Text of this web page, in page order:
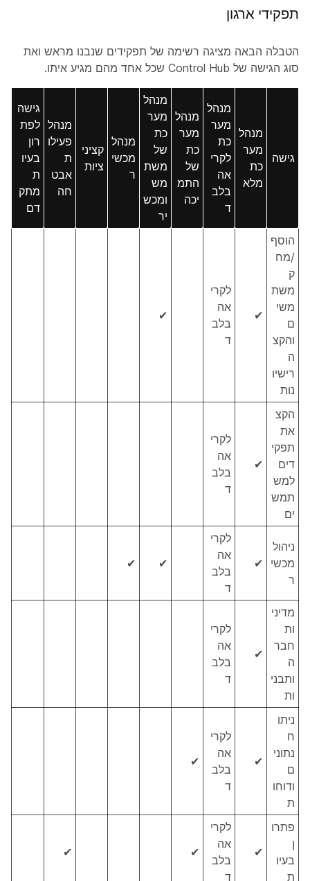
תפקידי ארגון
הטבלה הבאה מציגה רשימה של תפקידים שנבנו מראש ואת
סוג הגישה של Control Hub שכל אחד מהם מגיע איתו.
גישה
מנהל
מער
כת
מלא
מנהל
מער
כת
לקרי
אה
בלב
ד
מנהל
מער
כת
של
התמ
יכה
מנהל
מער
כת
של
משת
מש
ומכש
יר
מנהל
מכשי
ר
קציני
ציות
מנהל
פעילו
ת
אבט
חה
גישה
לפת
רון
בעיו
ת
מתק
דם
הוסף
/מח
ק
משת
משי
ם
והקצ
ה
רישיו
נות
✔
לקרי
אה
בלב
ד
✔
הקצ
את
תפקי
דים
למש
תמש
ים
✔
לקרי
אה
בלב
ד
ניהול
מכשי
ר
✔
לקרי
אה
בלב
ד
✔
✔
מדיני
ות
חבר
ה
ותבני
ות
✔
לקרי
אה
בלב
ד
ניתו
ח
נתוני
ם
ודוחו
ת
✔
לקרי
אה
בלב
ד
✔
פתרו
ן
בעיו
ת
✔
לקרי
אה
בלב
ד
✔
✔